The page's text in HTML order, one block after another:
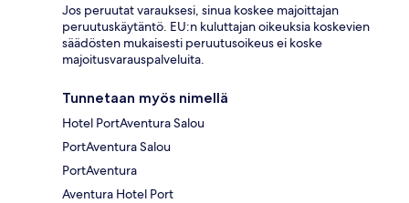
Jos peruutat varauksesi, sinua koskee majoittajan
peruutuskäytäntö. EU:n kuluttajan oikeuksia koskevien
säädösten mukaisesti peruutusoikeus ei koske
majoitusvarauspalveluita.
Tunnetaan myös nimellä
Hotel PortAventura Salou
PortAventura Salou
PortAventura
Aventura Hotel Port